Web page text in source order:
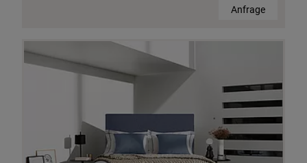
Anfrage